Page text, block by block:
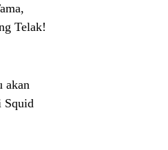
Telak!
akan
Squid